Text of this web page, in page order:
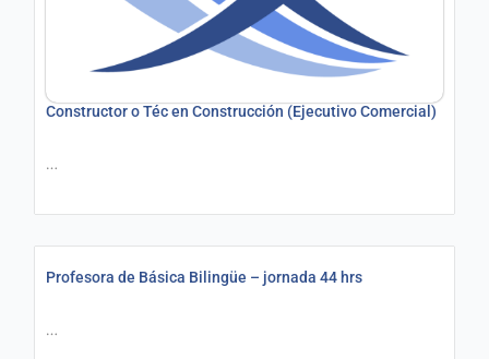
Constructor o Téc en Construcción (Ejecutivo Comercial)
…
Profesora de Básica Bilingüe – jornada 44 hrs
…